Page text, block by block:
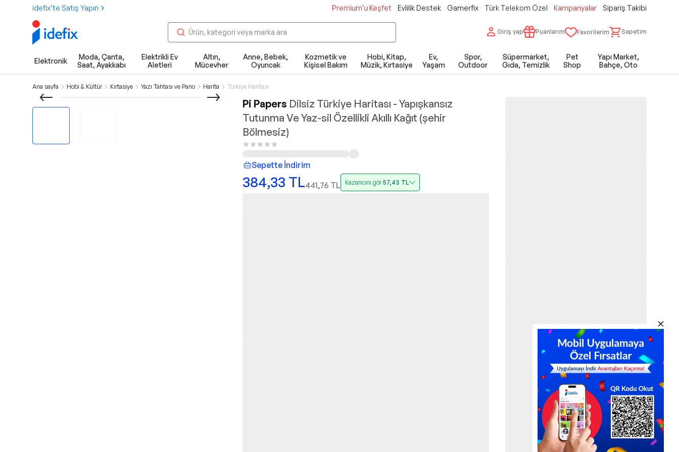
idefix’te Satış Yapın Premium'u Keşfet Evlilik Destek Gamerfix Türk Telekom Özel Kampanyalar Sipariş Takibi
Giriş yap Puanlarım Favorilerim Sepetim
Elektronik
Moda, Çanta,
Saat, Ayakkabı
Elektrikli Ev
Aletleri
Altın,
Mücevher
Anne, Bebek,
Oyuncak
Kozmetik ve
Kişisel Bakım
Hobi, Kitap,
Müzik, Kırtasiye
Ev,
Yaşam
Spor,
Outdoor
Süpermarket,
Gıda, Temizlik
Pet
Shop
Yapı Market,
Bahçe, Oto
Ana sayfa Hobi & Kültür Kırtasiye Yazı Tahtası ve Pano Harita Türkiye Haritası
Pi Papers Dilsiz Türkiye Haritası - Yapışkansız
Tutunma Ve Yaz-sil Özellikli Akıllı Kağıt (şehir
Bölmesiz)
Sepette İndirim
384,33 TL441,76 TL Kazancını gör57,43 TL